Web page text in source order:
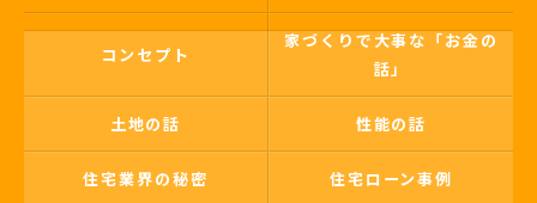
コンセプト
家づくりで大事な「お金の
話」
土地の話 性能の話
住宅業界の秘密 住宅ローン事例